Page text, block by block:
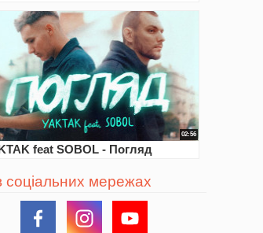
02:56
feat SOBOL - Погляд
соціальних мережах